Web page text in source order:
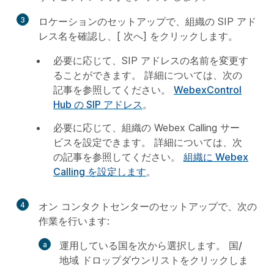
3 ロケーションのセットアップで、組織の SIP アド
レス名を確認し、[ 次へ] をクリックします。
必要に応じて、SIP アドレスの名前を変更す
ることができます。 詳細については、次の
記事を参照してください。 WebexControl
Hub の SIP アドレス。
必要に応じて、組織の Webex Calling サー
ビスを設定できます。 詳細については、次
の記事を参照してください。 組織に Webex
Calling を設定します。
4 オン コンタクトセンターのセットアップで、次の
作業を行います:
運用している国を次から選択します。 国/
地域 ドロップダウンリストをクリックしま